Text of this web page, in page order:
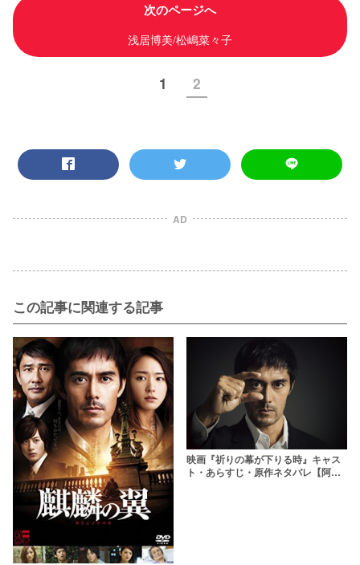
次のページへ
浅居博美/松嶋菜々子
1 2
AD
この記事に関連する記事
映画『祈りの幕が下りる時』キャス
ト・あらすじ・原作ネタバレ【阿部